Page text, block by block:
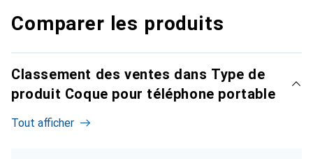
Comparer les produits
Classement des ventes dans Type de
produit Coque pour téléphone portable
Tout afficher